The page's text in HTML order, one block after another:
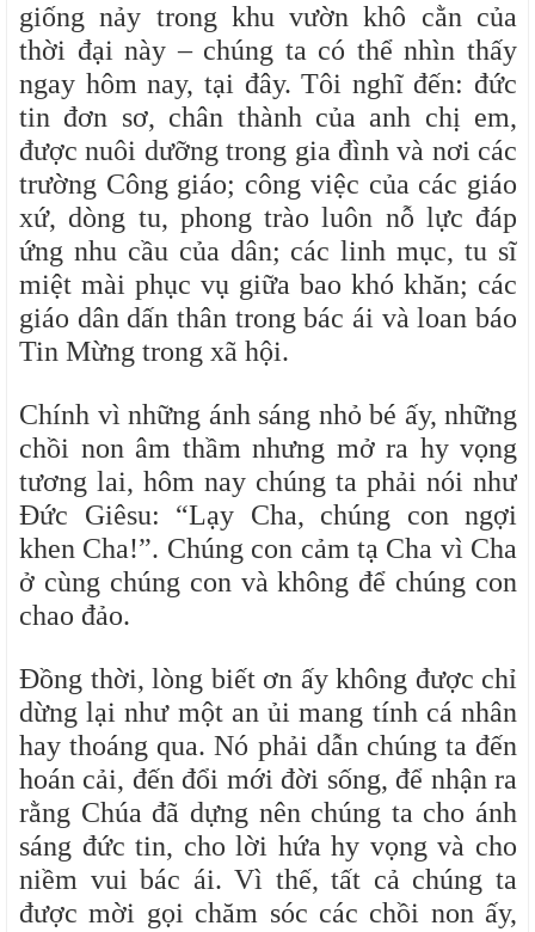
giống nảy trong khu vườn khô cằn của
thời đại này – chúng ta có thể nhìn thấy
ngay hôm nay, tại đây. Tôi nghĩ đến: đức
tin đơn sơ, chân thành của anh chị em,
được nuôi dưỡng trong gia đình và nơi các
trường Công giáo; công việc của các giáo
xứ, dòng tu, phong trào luôn nỗ lực đáp
ứng nhu cầu của dân; các linh mục, tu sĩ
miệt mài phục vụ giữa bao khó khăn; các
giáo dân dấn thân trong bác ái và loan báo
Tin Mừng trong xã hội.
Chính vì những ánh sáng nhỏ bé ấy, những
chồi non âm thầm nhưng mở ra hy vọng
tương lai, hôm nay chúng ta phải nói như
Đức Giêsu: “Lạy Cha, chúng con ngợi
khen Cha!”. Chúng con cảm tạ Cha vì Cha
ở cùng chúng con và không để chúng con
chao đảo.
Đồng thời, lòng biết ơn ấy không được chỉ
dừng lại như một an ủi mang tính cá nhân
hay thoáng qua. Nó phải dẫn chúng ta đến
hoán cải, đến đổi mới đời sống, để nhận ra
rằng Chúa đã dựng nên chúng ta cho ánh
sáng đức tin, cho lời hứa hy vọng và cho
niềm vui bác ái. Vì thế, tất cả chúng ta
được mời gọi chăm sóc các chồi non ấy,